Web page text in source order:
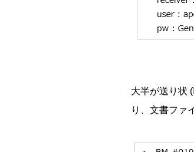
大半が送り状
り、文書ファ